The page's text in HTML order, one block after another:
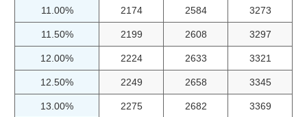
11.00% 2174 2584 3273
11.50% 2199 2608 3297
12.00% 2224 2633 3321
12.50% 2249 2658 3345
13.00% 2275 2682 3369